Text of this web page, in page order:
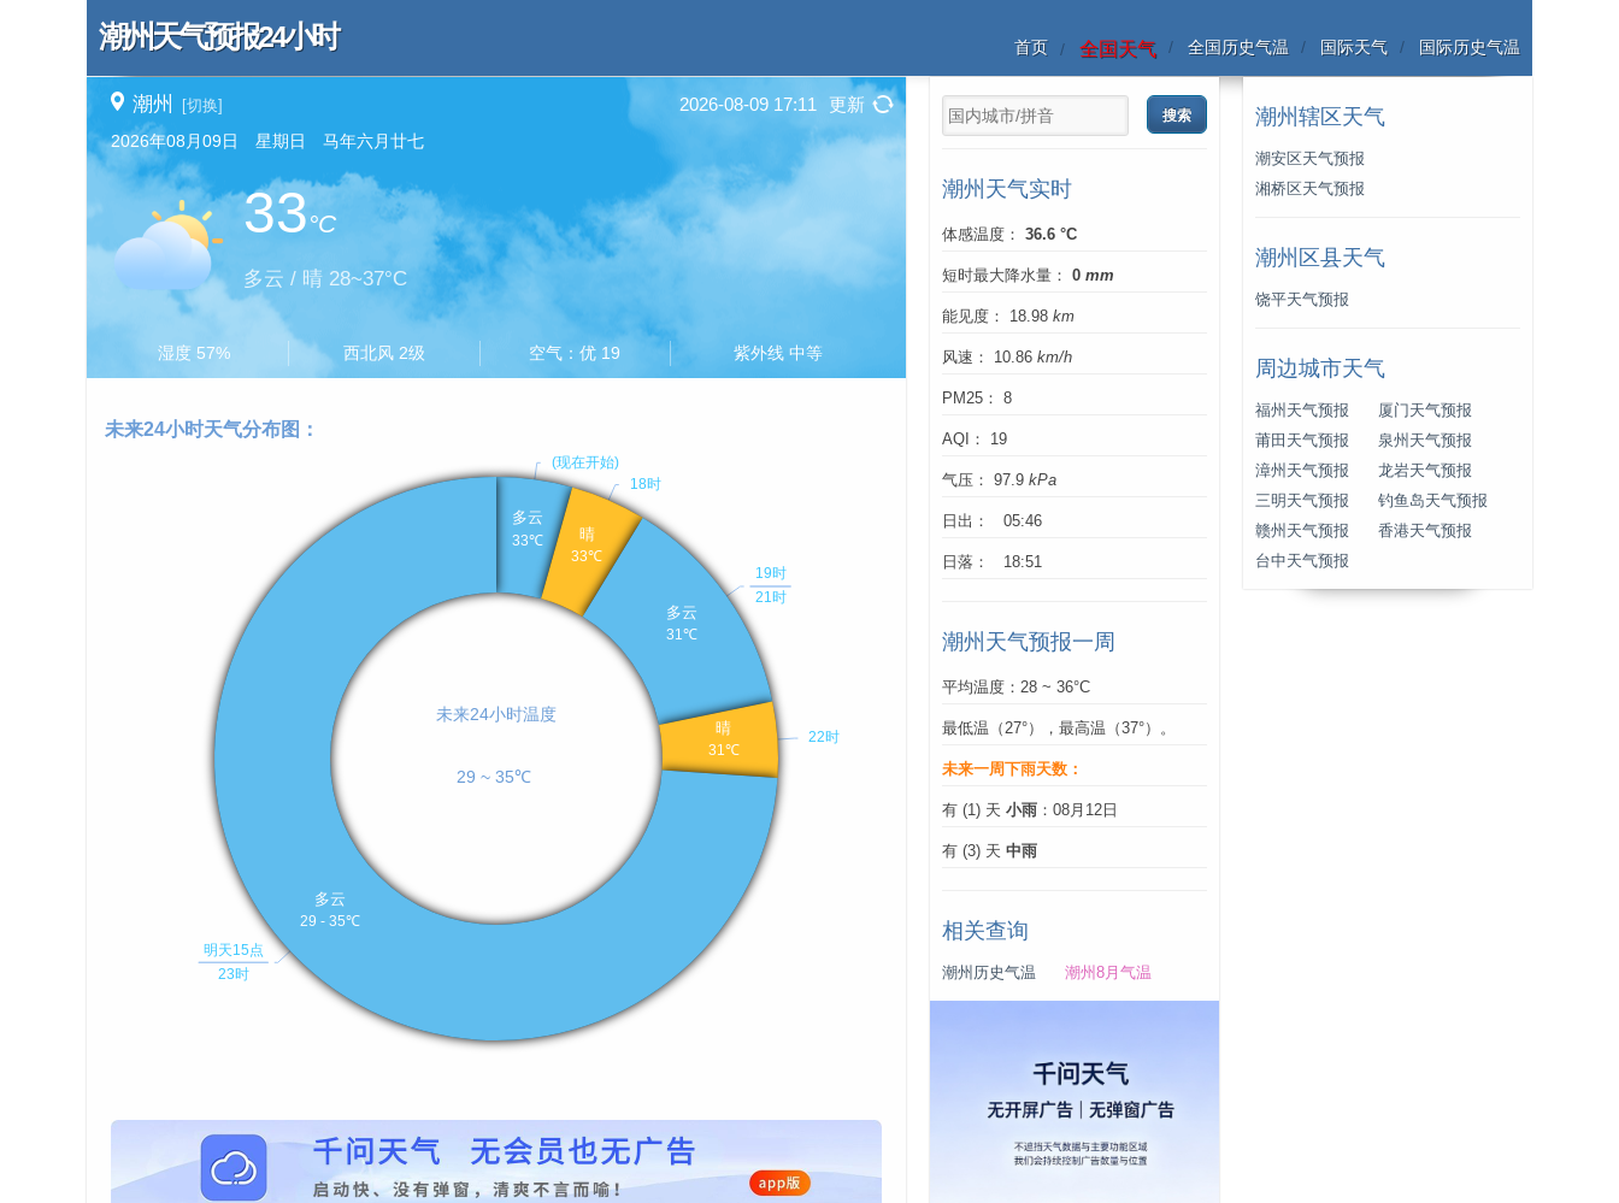
潮州天气预报24小时 首页 全国天气 全国历史气温 国际天气 国际历史气温
潮州 [切换] 2026-08-09 17:11 更新
2026年08月09日 星期日 马年六月廿七
33°C
多云 / 晴 28~37°C
湿度 57% 西北风 2级 空气：优 19 紫外线 中等
潮州天气实时
体感温度： 36.6 °C
短时最大降水量： 0 mm
能见度： 18.98 km
风速： 10.86 km/h
PM25： 8
AQI： 19
气压： 97.9 kPa
日出： 05:46
日落： 18:51
潮州天气预报一周
平均温度：28 ~ 36°C
最低温（27°），最高温（37°）。
未来一周下雨天数：
有 (1) 天 小雨 ：08月12日
有 (3) 天 中雨
相关查询
潮州历史气温 潮州8月气温
潮州辖区天气
潮安区天气预报
湘桥区天气预报
潮州区县天气
饶平天气预报
周边城市天气
福州天气预报
厦门天气预报
莆田天气预报
泉州天气预报
漳州天气预报
龙岩天气预报
三明天气预报
钓鱼岛天气预报
赣州天气预报
香港天气预报
台中天气预报